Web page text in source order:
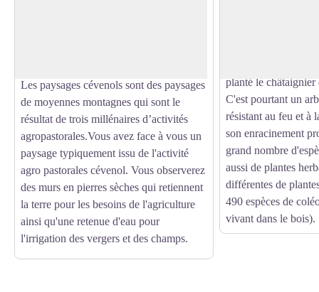
Les paysages cévenols sont des paysages
de moyennes montagnes qui sont le
résultat de trois millénaires d’activités
agropastorales.Vous avez face à vous un
paysage typiquement issu de l'activité
agro pastorales cévenol. Vous observerez
des murs en pierres sèches qui retiennent
la terre pour les besoins de l'agriculture
ainsi qu'une retenue d'eau pour
l'irrigation des vergers et des champs.
planté le
C'est pourtant un
résistant au feu et à
son enracinement
grand nombre
aussi de plantes
différentes de
490 espèces de
vivant dans le bois).